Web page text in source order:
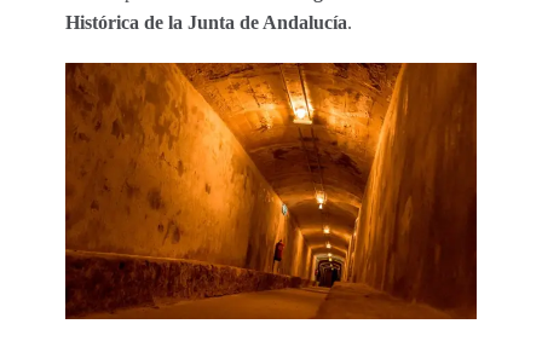
Histórica de la Junta de Andalucía.